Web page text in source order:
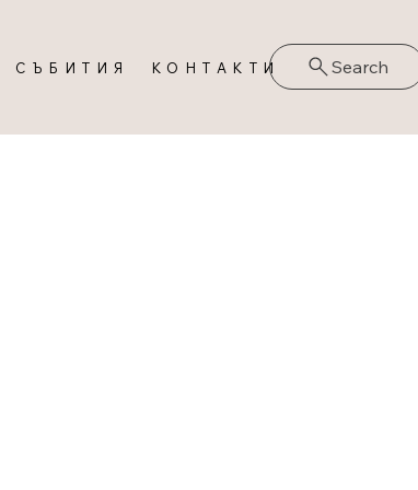
СЪБИТИЯ КОНТАКТИ Search